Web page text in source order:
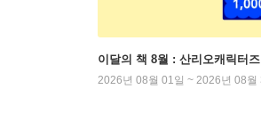
이달의 책 8월 : 산리오캐릭터즈
2026년 08월 01일 ~ 2026년 08월